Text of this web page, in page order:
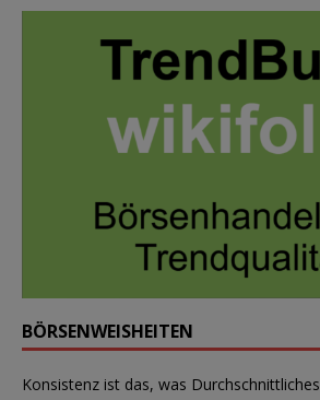
BÖRSENWEISHEITEN
Konsistenz ist das, was